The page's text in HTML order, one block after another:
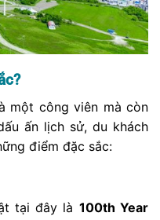
một công viên mà còn
ấn lịch sử, du khách
điểm đặc sắc:
tại đây là 100th Year